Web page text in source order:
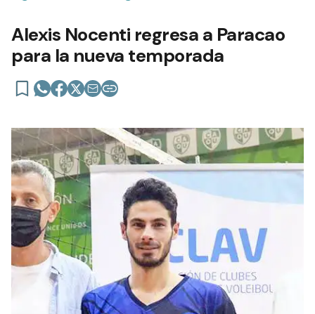
Alexis Nocenti regresa a Paracao
para la nueva temporada